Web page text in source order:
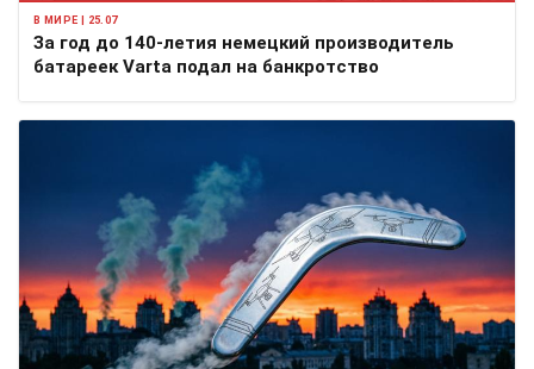
В МИРЕ | 25.07
За год до 140-летия немецкий производитель
батареек Varta подал на банкротство